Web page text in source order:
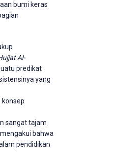
bumi keras
Al-
predikat
yang
sangat tajam
bahwa
pendidikan